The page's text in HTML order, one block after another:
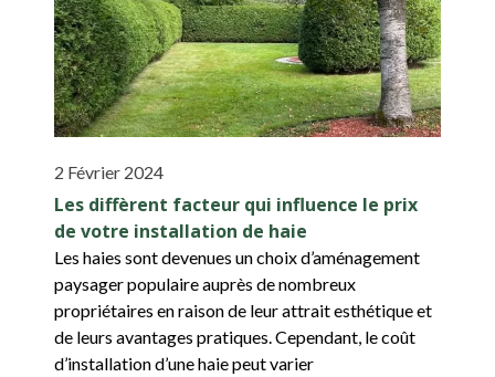
2 Février 2024
Les diffèrent facteur qui influence le prix
de votre installation de haie
Les haies sont devenues un choix d’aménagement
paysager populaire auprès de nombreux
propriétaires en raison de leur attrait esthétique et
de leurs avantages pratiques. Cependant, le coût
d’installation d’une haie peut varier